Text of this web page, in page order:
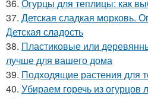
36. Огурцы для теплицы: как
37. Детская сладкая морковь.
Детская сладость
38. Пластиковые или
лучше для вашего дома
39. Подходящие растения для
40. Убираем горечь из огурцов